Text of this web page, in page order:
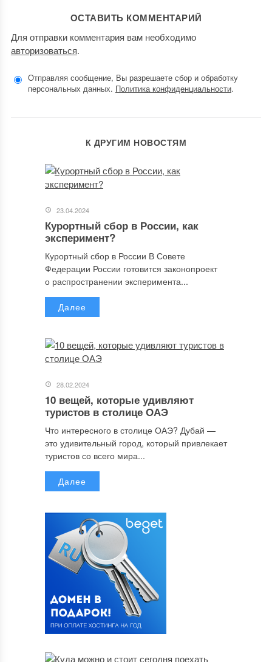
ОСТАВИТЬ КОММЕНТАРИЙ
Для отправки комментария вам необходимо
авторизоваться.
Отправляя сообщение, Вы разрешаете сбор и обработку
персональных данных. Политика конфиденциальности.
К ДРУГИМ НОВОСТЯМ
23.04.2024
Курортный сбор в России, как
эксперимент?
Курортный сбор в России В Совете
Федерации России готовится законопроект
о распространении эксперимента...
Далее
28.02.2024
10 вещей, которые удивляют
туристов в столице ОАЭ
Что интересного в столице ОАЭ? Дубай —
это удивительный город, который привлекает
туристов со всего мира...
Далее